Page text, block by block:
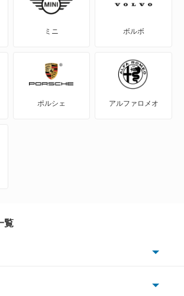
ミニ ボルボ
ポルシェ アルファロメオ
覧